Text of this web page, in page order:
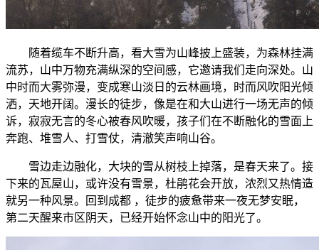
随着缆车不断升高，看大雪为山峰披上盛装，为森林挂满
流苏，山中万物充满纵深的空间感，它邀请我们走向深处。山
中时而大雾弥漫，变成寒山淡日的云林画境，时而风吹阳光倾
洒，天地开阔。漫长的徒步，像是在和大山进行一场无声的倾
诉，寂寂无言的冬心被春风吹暖，孩子们在不断融化的雪面上
奔跑、堆雪人、打雪仗，清澈笑声响山谷。
雪边走边融化，大块的雪从树枝上掉落，是春天来了。接
下来的瓦屋山，或许没有雪景，杜鹃花会开放，浓烈又热情造
就另一种风景。回到成都 ，徒步的疲惫带来一夜无梦安眠，
第二天醒来市区阴天，已经开始怀念山中的阳光了。